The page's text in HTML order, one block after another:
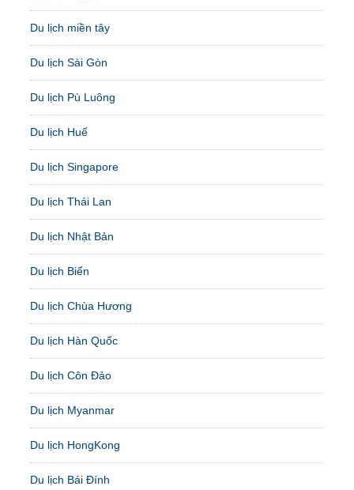
Du lịch miền tây
Du lịch Sài Gòn
Du lịch Pù Luông
Du lịch Huế
Du lịch Singapore
Du lịch Thái Lan
Du lịch Nhật Bản
Du lịch Biển
Du lịch Chùa Hương
Du lịch Hàn Quốc
Du lịch Côn Đảo
Du lịch Myanmar
Du lịch HongKong
Du lịch Bái Đính